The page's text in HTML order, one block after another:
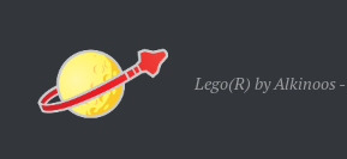
Lego(R) by Alkinoos